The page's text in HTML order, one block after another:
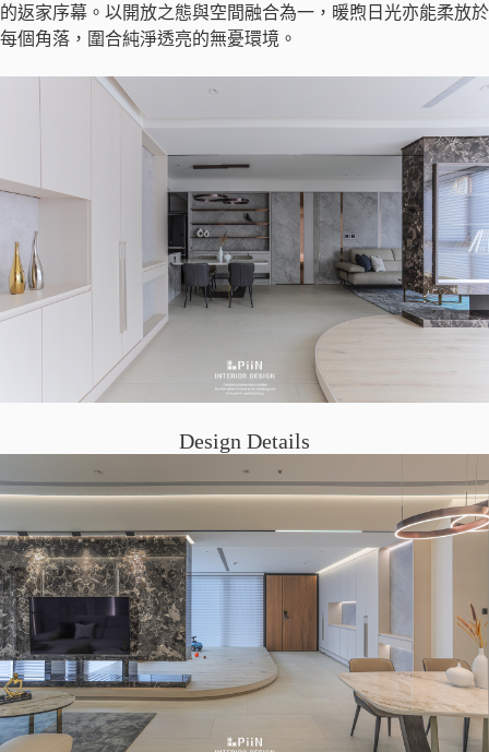
的返家序幕。以開放之態與空間融合為一，暖煦日光亦能柔放於
每個角落，圍合純淨透亮的無憂環境。
Design Details